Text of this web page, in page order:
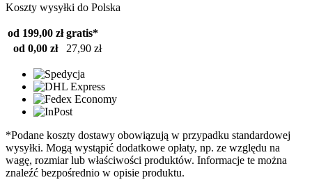
Koszty wysyłki do Polska
od 199,00 zł gratis*
od 0,00 zł
27,90 zł
*Podane koszty dostawy obowiązują w przypadku standardowej
wysyłki. Mogą wystąpić dodatkowe opłaty, np. ze względu na
wagę, rozmiar lub właściwości produktów. Informacje te można
znaleźć bezpośrednio w opisie produktu.